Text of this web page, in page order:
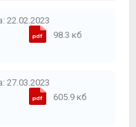
22.02.2023
98.3 кб
27.03.2023
605.9 кб